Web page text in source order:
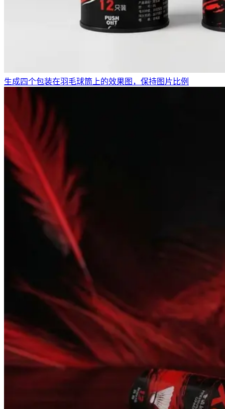
生成四个包装在羽毛球筒上的效果图，保持图片比例